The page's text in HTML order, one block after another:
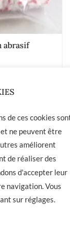
abrasif
- Tél: 04 66